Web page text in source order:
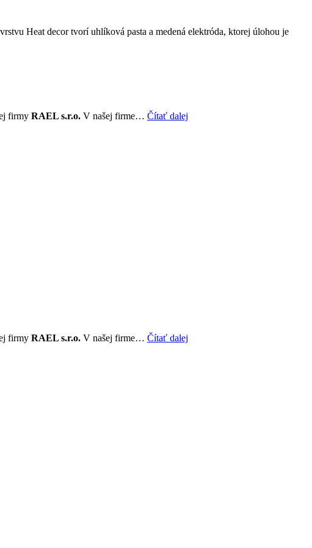
Heat decor tvorí uhlíková pasta a medená elektróda, ktorej úlohou je
firmy RAEL s.r.o. V našej firme… Čítať dalej
firmy RAEL s.r.o. V našej firme… Čítať dalej